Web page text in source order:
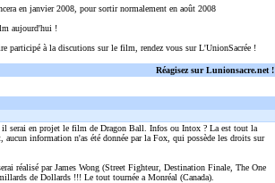
en janvier 2008, pour sortir normalement en août 2008
aujourd'hui !
participé à la discutions sur le film, rendez vous sur L'UnionSacrée !
Réagisez sur Lunionsacre.net !
il serai en projet le film de Dragon Ball. Infos ou Intox ? La est tout la
aucun information n'as été donnée par la Fox, qui possède les droits sur
réalisé par James Wong (Street Fighteur, Destination Finale, The One
de Dollards !!! Le tout tournée a Monréal (Canada).